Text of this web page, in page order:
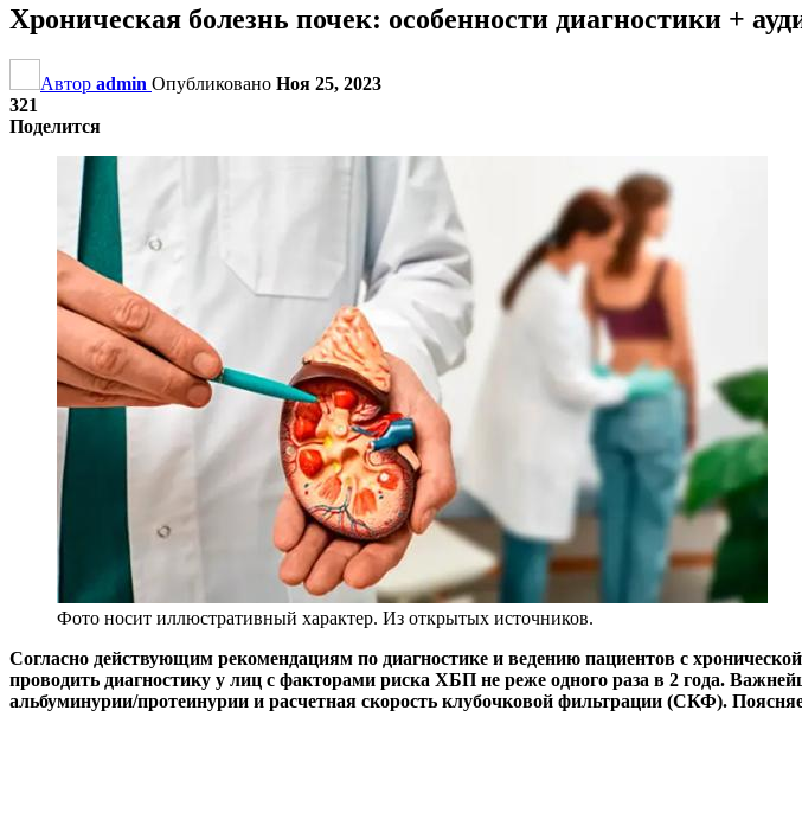
Хроническая болезнь почек: особенности диагностики +
Автор admin Опубликовано Ноя 25, 2023
321
Поделится
Фото носит иллюстративный характер. Из открытых источников.
Согласно действующим рекомендациям по диагностике и ведению пациентов с
проводить диагностику у лиц с факторами риска ХБП не реже одного раза в 2 года.
альбуминурии/протеинурии и расчетная скорость клубочковой фильтрации (СКФ).